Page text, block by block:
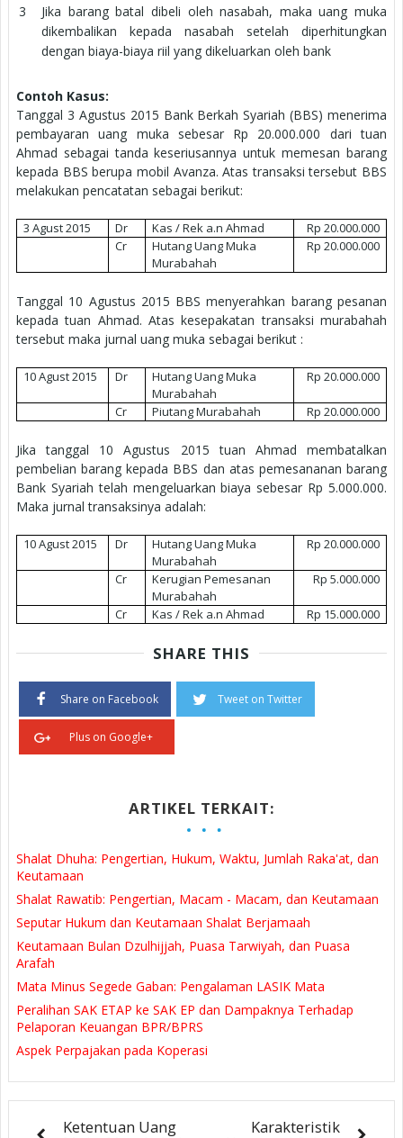
Jika barang batal dibeli oleh nasabah, maka uang muka
dikembalikan kepada nasabah setelah diperhitungkan
dengan biaya-biaya riil yang dikeluarkan oleh bank
Contoh Kasus:
Tanggal 3 Agustus 2015 Bank Berkah Syariah (BBS) menerima
pembayaran uang muka sebesar Rp 20.000.000 dari tuan
Ahmad sebagai tanda keseriusannya untuk memesan barang
kepada BBS berupa mobil Avanza. Atas transaksi tersebut BBS
melakukan pencatatan sebagai berikut:
3 Agust 2015 Dr Kas / Rek a.n Ahmad
Rp 20.000.000
Cr
Hutang Uang Muka
Murabahah
Rp 20.000.000
Tanggal 10 Agustus 2015 BBS menyerahkan barang pesanan
kepada tuan Ahmad. Atas kesepakatan transaksi murabahah
tersebut maka jurnal uang muka sebagai berikut :
10 Agust 2015 Dr
Hutang Uang Muka
Murabahah
Rp 20.000.000
Cr Piutang Murabahah Rp 20.000.000
Jika tanggal 10 Agustus 2015 tuan Ahmad membatalkan
pembelian barang kepada BBS dan atas pemesananan barang
Bank Syariah telah mengeluarkan biaya sebesar Rp 5.000.000.
Maka jurnal transaksinya adalah:
10 Agust 2015 Dr
Hutang Uang Muka
Murabahah
Rp 20.000.000
Cr
Kerugian Pemesanan
Murabahah
Rp 5.000.000
Cr Kas / Rek a.n Ahmad Rp 15.000.000
SHARE THIS
Share on Facebook Tweet on Twitter
Plus on Google+
ARTIKEL TERKAIT:
Shalat Dhuha: Pengertian, Hukum, Waktu, Jumlah Raka'at, dan
Keutamaan
Shalat Rawatib: Pengertian, Macam - Macam, dan Keutamaan
Seputar Hukum dan Keutamaan Shalat Berjamaah
Keutamaan Bulan Dzulhijjah, Puasa Tarwiyah, dan Puasa
Arafah
Mata Minus Segede Gaban: Pengalaman LASIK Mata
Peralihan SAK ETAP ke SAK EP dan Dampaknya Terhadap
Pelaporan Keuangan BPR/BPRS
Aspek Perpajakan pada Koperasi
Ketentuan Uang Karakteristik